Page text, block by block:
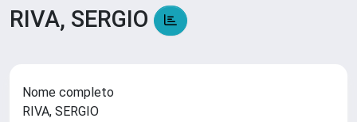
RIVA, SERGIO
Nome completo
RIVA, SERGIO